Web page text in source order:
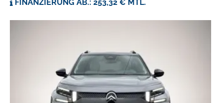
FINANZIERUNG AB.: 253,32 € MTL.